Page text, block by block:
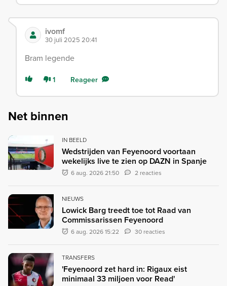
ivomf
30 juli 2025 20:41
Bram legende
1 Reageer
Net binnen
IN BEELD
Wedstrijden van Feyenoord voortaan
wekelijks live te zien op DAZN in Spanje
6 aug. 2026 21:50 2 reacties
NIEUWS
Lowick Barg treedt toe tot Raad van
Commissarissen Feyenoord
6 aug. 2026 15:22 30 reacties
TRANSFERS
'Feyenoord zet hard in: Rigaux eist
minimaal 33 miljoen voor Read'